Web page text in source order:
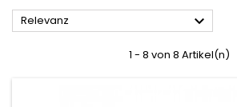
Relevanz 
1 - 8 von 8 Artikel(n)